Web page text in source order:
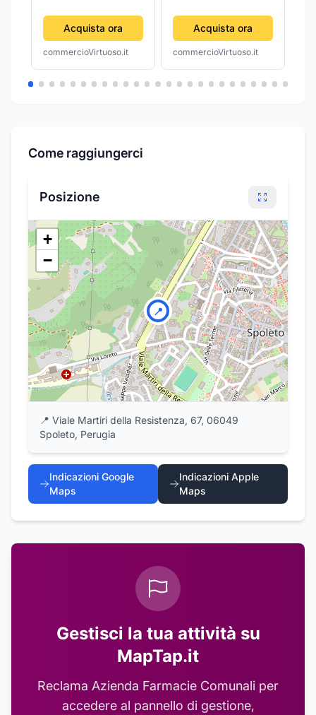
Acquista ora
commercioVirtuoso.it
Acquista ora
commercioVirtuoso.it
Come raggiungerci
Posizione
📍
+
−
📍 Viale Martiri della Resistenza, 67, 06049
Spoleto, Perugia
Indicazioni Google
Maps
Indicazioni Apple
Maps
Gestisci la tua attività su
MapTap.it
Reclama Azienda Farmacie Comunali per
accedere al pannello di gestione,